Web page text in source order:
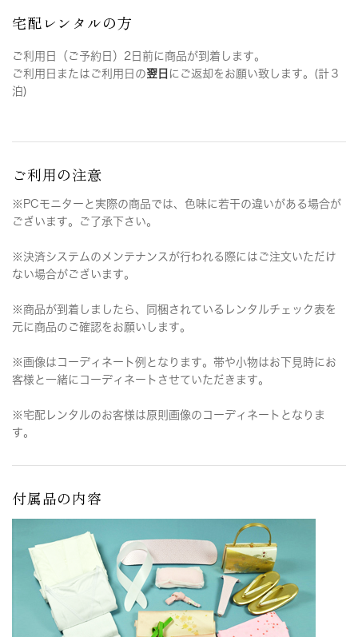
宅配レンタルの方
ご利用日（ご予約日）2日前に商品が到着します。
ご利用日またはご利用日の翌日 にご返却をお願い致します。(計３
泊)
ご利用の注意
※PCモニターと実際の商品では、色味に若干の違いがある場合が
ございます。ご了承下さい。
※決済システムのメンテナンスが行われる際にはご注文いただけ
ない場合がございます。
※商品が到着しましたら、同梱されているレンタルチェック表を
元に商品のご確認をお願いします。
※画像はコーディネート例となります。帯や小物はお下見時にお
客様と一緒にコーディネートさせていただきます。
※宅配レンタルのお客様は原則画像のコーディネートとなりま
す。
付属品の内容